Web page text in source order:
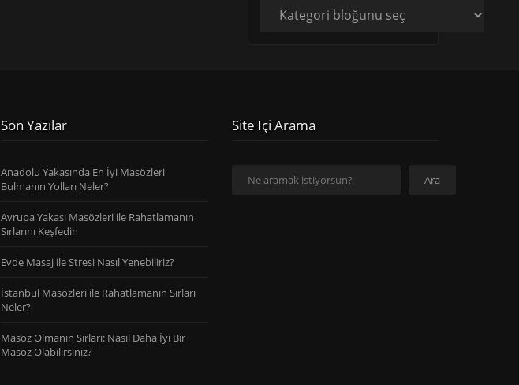
Son Yazılar
Anadolu Yakasında En İyi Masözleri
Bulmanın Yolları Neler?
Avrupa Yakası Masözleri ile Rahatlamanın
Sırlarını Keşfedin
Evde Masaj ile Stresi Nasıl Yenebiliriz?
İstanbul Masözleri ile Rahatlamanın Sırları
Neler?
Masöz Olmanın Sırları: Nasıl Daha İyi Bir
Masöz Olabilirsiniz?
Site Içi Arama
Ara